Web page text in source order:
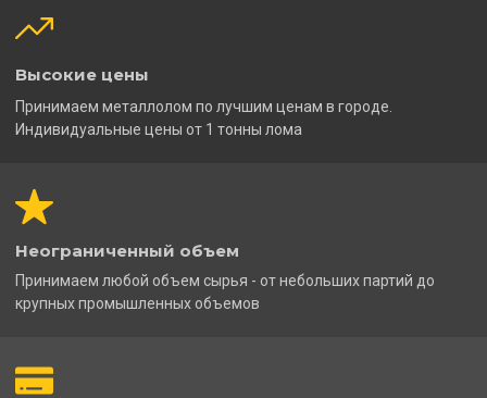
Высокие цены
Принимаем металлолом по лучшим ценам в городе.
Индивидуальные цены от 1 тонны лома
Неограниченный объем
Принимаем любой объем сырья - от небольших партий до
крупных промышленных объемов